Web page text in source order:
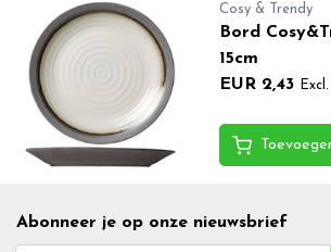
Cosy & Trendy
Bord
15cm
EUR 2,43
Abonneer je op onze nieuwsbrief